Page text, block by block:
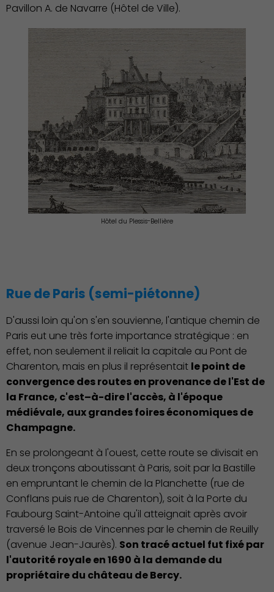
Pavillon A. de Navarre (Hôtel de Ville).
Hôtel du Plessis-Bellière
Rue de Paris (semi-piétonne)
D'aussi loin qu'on s'en souvienne, l'antique chemin de
Paris eut une très forte importance stratégique : en
effet, non seulement il reliait la capitale au Pont de
Charenton, mais en plus il représentait le point de
convergence des routes en provenance de l'Est de
la France, c'est–à-dire l'accès, à l'époque
médiévale, aux grandes foires économiques de
Champagne.
En se prolongeant à l'ouest, cette route se divisait en
deux tronçons aboutissant à Paris, soit par la Bastille
en empruntant le chemin de la Planchette (rue de
Conflans puis rue de Charenton), soit à la Porte du
Faubourg Saint-Antoine qu'il atteignait après avoir
traversé le Bois de Vincennes par le chemin de Reuilly
(avenue Jean-Jaurès). Son tracé actuel fut fixé par
l'autorité royale en 1690 à la demande du
propriétaire du château de Bercy.